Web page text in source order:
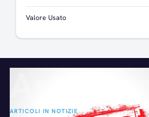
Valore Usato
Articoli
ARTICOLI IN NOTIZIE